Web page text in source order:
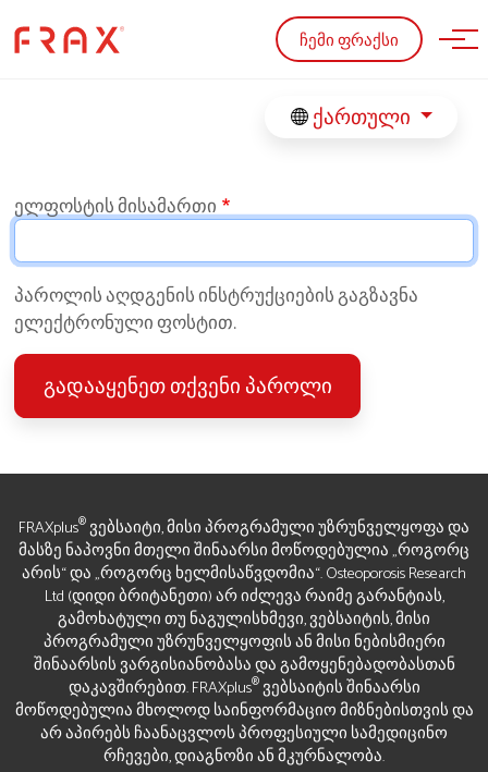
ჩემი ფრაქსი
ქართული
ელფოსტის მისამართი
პაროლის აღდგენის ინსტრუქციების გაგზავნა
ელექტრონული ფოსტით.
გადააყენეთ თქვენი პაროლი
FRAXplus®ვებსაიტი, მისი პროგრამული უზრუნველყოფა და
მასზე ნაპოვნი მთელი შინაარსი მოწოდებულია „როგორც
არის“ და „როგორც ხელმისაწვდომია“. Osteoporosis Research
Ltd (დიდი ბრიტანეთი) არ იძლევა რაიმე გარანტიას,
გამოხატული თუ ნაგულისხმევი, ვებსაიტის, მისი
პროგრამული უზრუნველყოფის ან მისი ნებისმიერი
შინაარსის ვარგისიანობასა და გამოყენებადობასთან
დაკავშირებით. FRAXplus®ვებსაიტის შინაარსი
მოწოდებულია მხოლოდ საინფორმაციო მიზნებისთვის და
არ აპირებს ჩაანაცვლოს პროფესიული სამედიცინო
რჩევები, დიაგნოზი ან მკურნალობა.